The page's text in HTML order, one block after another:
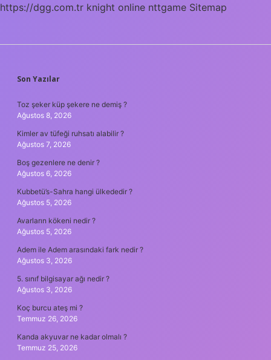
https://dgg.com.tr knight online nttgame Sitemap
SIDEBAR
Son Yazılar
Toz şeker küp şekere ne demiş ?
Ağustos 8, 2026
Kimler av tüfeği ruhsatı alabilir ?
Ağustos 7, 2026
Boş gezenlere ne denir ?
Ağustos 6, 2026
Kubbetü’s-Sahra hangi ülkededir ?
Ağustos 5, 2026
Avarların kökeni nedir ?
Ağustos 5, 2026
Adem ile Adem arasındaki fark nedir ?
Ağustos 3, 2026
5. sınıf bilgisayar ağı nedir ?
Ağustos 3, 2026
Koç burcu ateş mi ?
Temmuz 26, 2026
Kanda akyuvar ne kadar olmalı ?
Temmuz 25, 2026